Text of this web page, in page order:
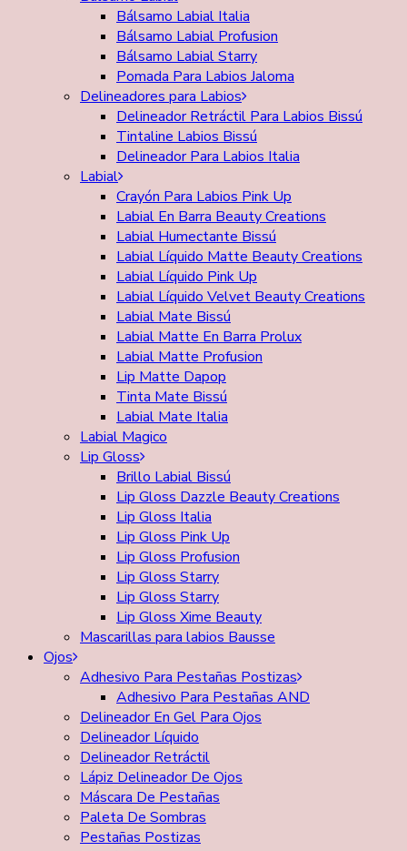
Bálsamo Labial Italia
Bálsamo Labial Profusion
Bálsamo Labial Starry
Pomada Para Labios Jaloma
Delineadores para Labios
Delineador Retráctil Para Labios Bissú
Tintaline Labios Bissú
Delineador Para Labios Italia
Labial
Crayón Para Labios Pink Up
Labial En Barra Beauty Creations
Labial Humectante Bissú
Labial Líquido Matte Beauty Creations
Labial Líquido Pink Up
Labial Líquido Velvet Beauty Creations
Labial Mate Bissú
Labial Matte En Barra Prolux
Labial Matte Profusion
Lip Matte Dapop
Tinta Mate Bissú
Labial Mate Italia
Labial Magico
Lip Gloss
Brillo Labial Bissú
Lip Gloss Dazzle Beauty Creations
Lip Gloss Italia
Lip Gloss Pink Up
Lip Gloss Profusion
Lip Gloss Starry
Lip Gloss Starry
Lip Gloss Xime Beauty
Mascarillas para labios Bausse
Ojos
Adhesivo Para Pestañas Postizas
Adhesivo Para Pestañas AND
Delineador En Gel Para Ojos
Delineador Líquido
Delineador Retráctil
Lápiz Delineador De Ojos
Máscara De Pestañas
Paleta De Sombras
Pestañas Postizas